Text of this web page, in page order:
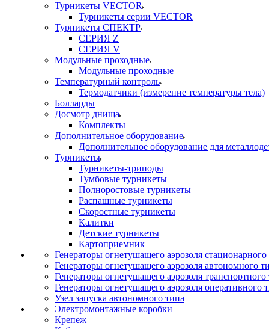
Турникеты VECTOR
Турникеты серии VECTOR
Турникеты СПЕКТР
СЕРИЯ Z
СЕРИЯ V
Модульные проходные
Модульные проходные
Температурный контроль
Термодатчики (измерение температуры тела)
Болларды
Досмотр днища
Комплекты
Дополнительное оборудование
Дополнительное оборудование для
Турникеты
Турникеты-триподы
Тумбовые турникеты
Полноростовые турникеты
Распашные турникеты
Скоростные турникеты
Калитки
Детские турникеты
Картоприемник
Генераторы огнетушащего аэрозоля стационарного
Генераторы огнетушащего аэрозоля автономного
Генераторы огнетушащего аэрозоля транспортного
Генераторы огнетушащего аэрозоля оперативного
Узел запуска автономного типа
Электромонтажные коробки
Крепеж